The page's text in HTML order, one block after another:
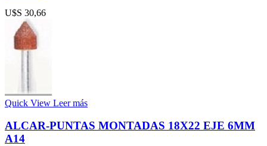
U$S 30,66
Quick View Leer más
ALCAR-PUNTAS MONTADAS 18X22 EJE 6MM
A14